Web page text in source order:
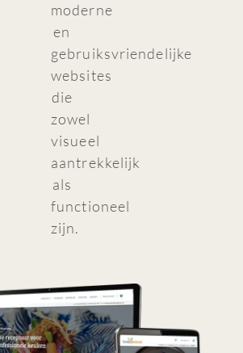
moderne
en
gebruiksvriendelijke
websites
die
zowel
visueel
aantrekkelijk
als
functioneel
zijn.